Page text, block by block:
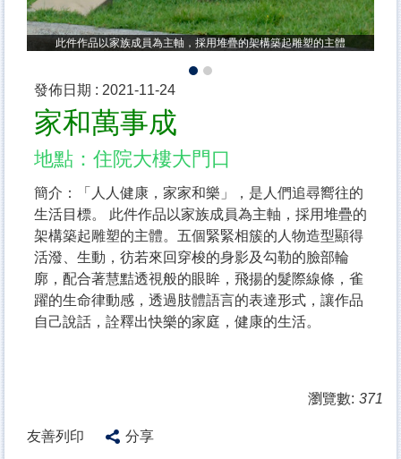
此件作品以家族成員為主軸，採用堆疊的架構築起雕塑的主體
發佈日期 : 2021-11-24
家和萬事成
地點：住院大樓大門口
簡介：「人人健康，家家和樂」，是人們追尋嚮往的
生活目標。 此件作品以家族成員為主軸，採用堆疊的
架構築起雕塑的主體。五個緊緊相簇的人物造型顯得
活潑、生動，彷若來回穿梭的身影及勾勒的臉部輪
廓，配合著慧黠透視般的眼眸，飛揚的髮際線條，雀
躍的生命律動感，透過肢體語言的表達形式，讓作品
自己說話，詮釋出快樂的家庭，健康的生活。
瀏覽數: 371
友善列印 分享